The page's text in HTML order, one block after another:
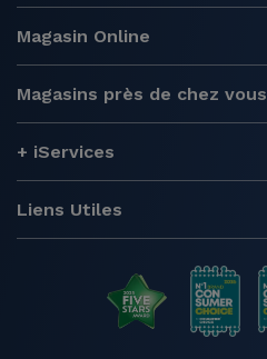
Magasin Online
Magasins près de chez vous
+ iServices
Liens Utiles